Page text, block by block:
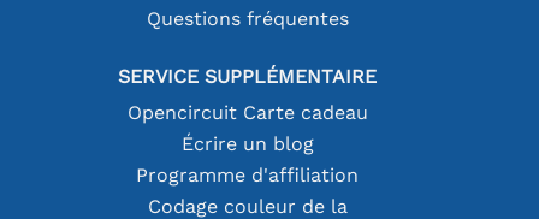
Questions fréquentes
SERVICE SUPPLÉMENTAIRE
Opencircuit Carte cadeau
Écrire un blog
Programme d'affiliation
Codage couleur de la